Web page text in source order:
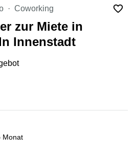
Coworking
zur Miete in
Innenstadt
Monat